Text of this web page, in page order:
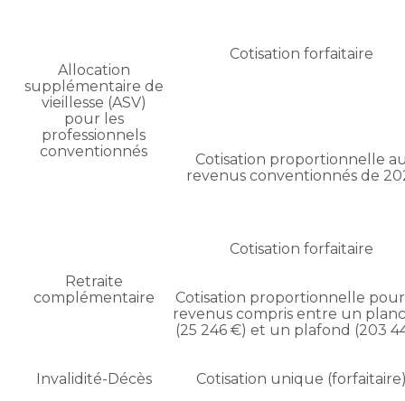
Allocation
supplémentaire de
vieillesse (ASV)
pour les
professionnels
conventionnés
Cotisation forfaitaire
Cotisation proportionnelle
revenus conventionnés de
Retraite
complémentaire
Cotisation forfaitaire
Cotisation proportionnelle
revenus compris entre un
(25 246 €) et un plafond (203
Invalidité-Décès Cotisation unique